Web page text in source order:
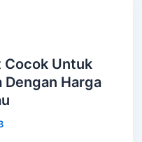
Cocok Untuk
Harga